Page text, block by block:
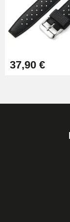
37,90 €